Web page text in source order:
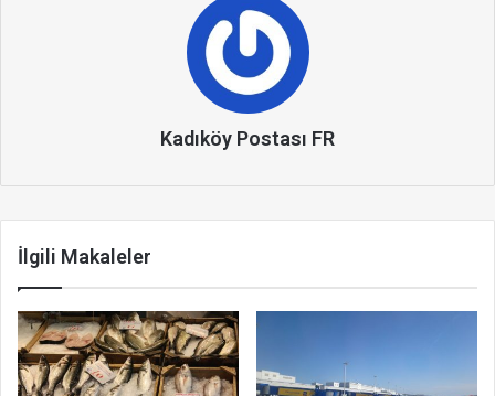
Kadıköy Postası FR
İlgili Makaleler